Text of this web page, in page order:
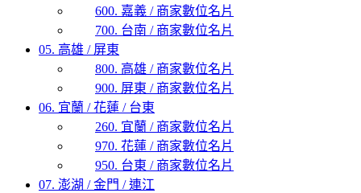
600. 嘉義 / 商家數位名片
700. 台南 / 商家數位名片
05. 高雄 / 屏東
800. 高雄 / 商家數位名片
900. 屏東 / 商家數位名片
06. 宜蘭 / 花蓮 / 台東
260. 宜蘭 / 商家數位名片
970. 花蓮 / 商家數位名片
950. 台東 / 商家數位名片
07. 澎湖 / 金門 / 連江